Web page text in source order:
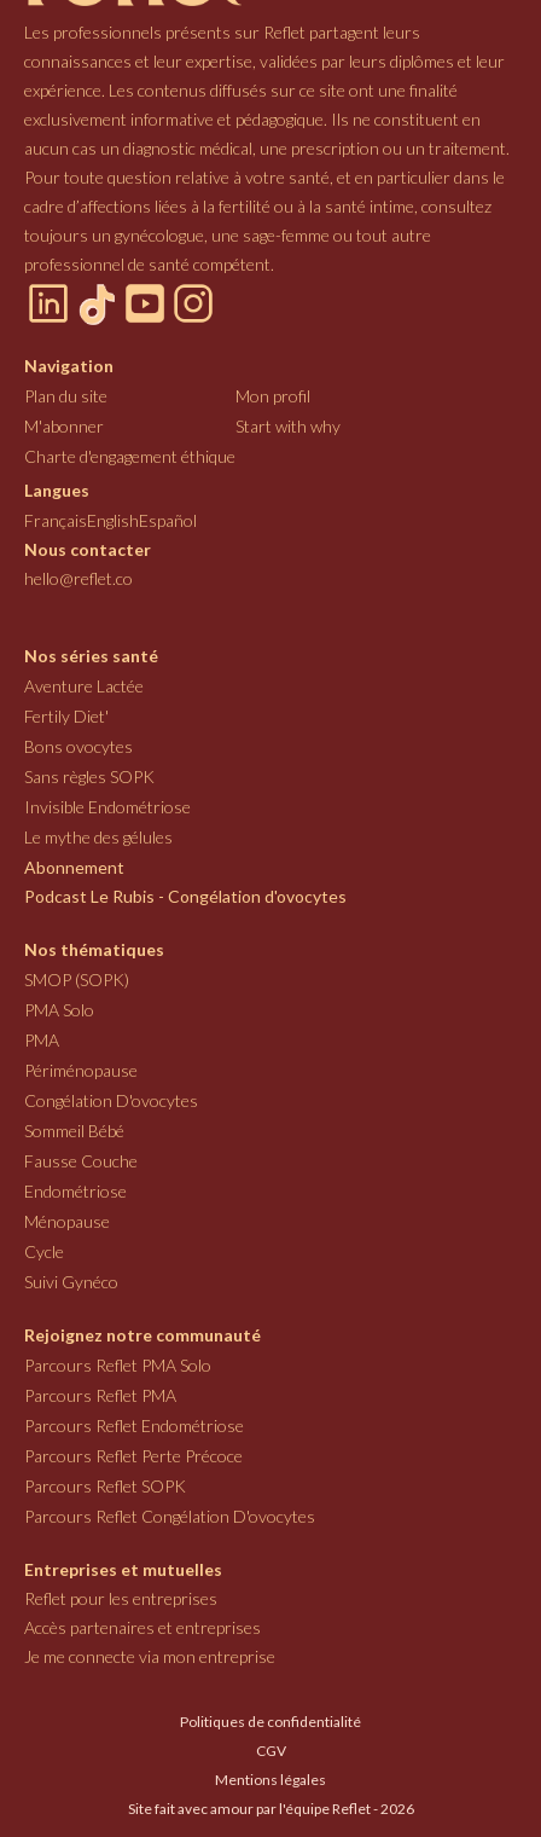
Les professionnels présents sur Reflet partagent leurs
connaissances et leur expertise, validées par leurs diplômes et leur
expérience. Les contenus diffusés sur ce site ont une finalité
exclusivement informative et pédagogique. Ils ne constituent en
aucun cas un diagnostic médical, une prescription ou un traitement.
Pour toute question relative à votre santé, et en particulier dans le
cadre d’affections liées à la fertilité ou à la santé intime, consultez
toujours un gynécologue, une sage-femme ou tout autre
professionnel de santé compétent.
Navigation
Plan du site
Mon profil
M'abonner
Start with why
Charte d'engagement éthique
Langues
FrançaisEnglishEspañol
Nous contacter
hello@reflet.co
Nos séries santé
Aventure Lactée
Fertily Diet'
Bons ovocytes
Sans règles SOPK
Invisible Endométriose
Le mythe des gélules
Abonnement
Podcast Le Rubis - Congélation d'ovocytes
Nos thématiques
SMOP (SOPK)
PMA Solo
PMA
Périménopause
Congélation D'ovocytes
Sommeil Bébé
Fausse Couche
Endométriose
Ménopause
Cycle
Suivi Gynéco
Rejoignez notre communauté
Parcours Reflet PMA Solo
Parcours Reflet PMA
Parcours Reflet Endométriose
Parcours Reflet Perte Précoce
Parcours Reflet SOPK
Parcours Reflet Congélation D'ovocytes
Entreprises et mutuelles
Reflet pour les entreprises
Accès partenaires et entreprises
Je me connecte via mon entreprise
Politiques de confidentialité
CGV
Mentions légales
Site fait avec amour par l'équipe Reflet - 2026